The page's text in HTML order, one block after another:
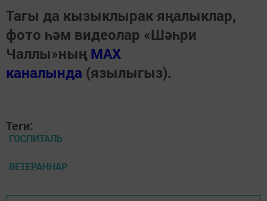
Тагы да кызыклырак яңалыклар,
фото һәм видеолар «Шәһри
Чаллы»ның MAX
каналында (язылыгыз).
Теги:
ГОСПИТАЛЬ
ВЕТЕРАННАР